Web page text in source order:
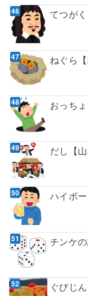
てつが
ねぐら
おっち
だし【
ハイボ
チンケ
ぐびじ